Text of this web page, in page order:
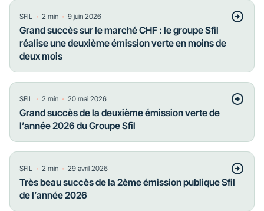
SFIL ・ 2 min ・ 9 juin 2026
Grand succès sur le marché CHF : le groupe Sfil
réalise une deuxième émission verte en moins de
deux mois
SFIL ・ 2 min ・ 20 mai 2026
Grand succès de la deuxième émission verte de
l’année 2026 du Groupe Sfil
SFIL ・ 2 min ・ 29 avril 2026
Très beau succès de la 2ème émission publique Sfil
de l’année 2026